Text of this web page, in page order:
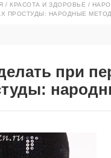
/ КРАСОТА И ЗДОРОВЬЕ /
ПРОСТУДЫ: НАРОДНЫЕ
при